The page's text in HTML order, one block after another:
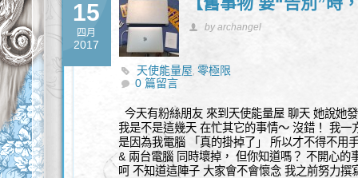
15
四月
2017
by archangel
天使能量屋,零極限
0 篇留言
今天有粉絲朋友 來到天使能量屋 聊天 她說她
我是不是這幾天 在忙其它的事情～ 沒錯！ 我
是因為我電腦 「真的掛掉了」 所以才不得不用
& 兩台電腦 同時壞掉， 但你知道嗎？ 不開心
呵 不知道這陣子 大家會不會懷念 我之前努力撰